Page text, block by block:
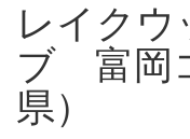
レイクウ
ブ 富岡
県）